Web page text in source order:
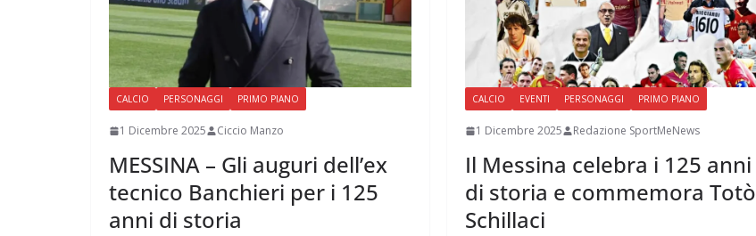
CALCIO PERSONAGGI PRIMO PIANO
1 Dicembre 2025 Ciccio Manzo
MESSINA – Gli auguri dell’ex
tecnico Banchieri per i 125
anni di storia
CALCIO EVENTI PERSONAGGI PRIMO PIANO
1 Dicembre 2025 Redazione SportMeNews
Il Messina celebra i 125 anni
di storia e commemora Totò
Schillaci